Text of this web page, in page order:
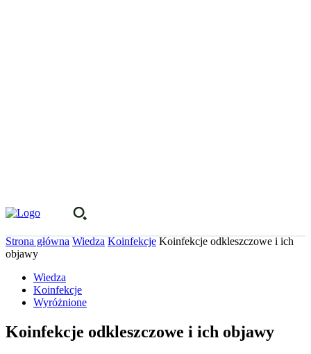
Strona główna Wiedza Koinfekcje Koinfekcje odkleszczowe i ich
objawy
Wiedza
Koinfekcje
Wyróżnione
Koinfekcje odkleszczowe i ich objawy